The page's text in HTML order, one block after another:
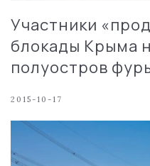
Участники
блокады Крыма
полуостров
2015-10-17